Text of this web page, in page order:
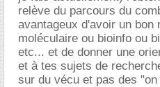
relève du parcours du
avantageux d'avoir un bon
moléculaire ou bioinfo ou
etc... et de donner une
et à tes sujets de
sur du vécu et pas des "on